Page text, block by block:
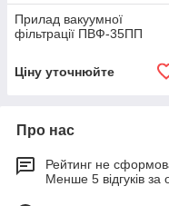
Прилад вакуумної
фільтрації ПВФ-35ПП
Ціну уточнюйте
Про нас
Рейтинг не
Менше 5 відгуків за